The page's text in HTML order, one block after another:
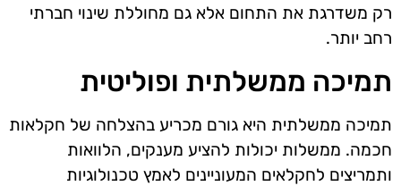
רק משדרגת את התחום אלא גם מחוללת שינוי חברתי
רחב יותר.
תמיכה ממשלתית ופוליטית
תמיכה ממשלתית היא גורם מכריע בהצלחה של חקלאות
חכמה. ממשלות יכולות להציע מענקים, הלוואות
ותמריצים לחקלאים המעוניינים לאמץ טכנולוגיות